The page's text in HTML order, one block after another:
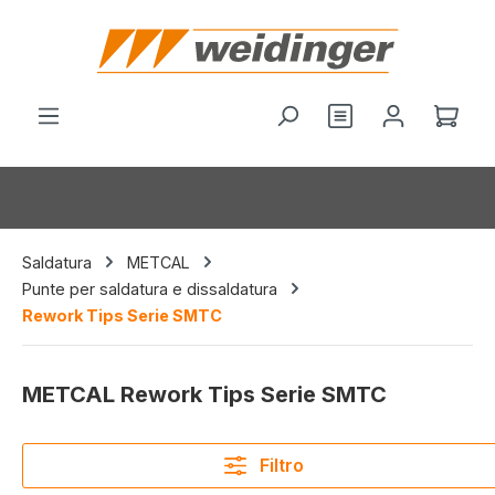
principale
Hai 0 articoliIl
Saldatura
METCAL
Punte per saldatura e dissaldatura
Rework Tips Serie SMTC
METCAL Rework Tips Serie SMTC
Filtro